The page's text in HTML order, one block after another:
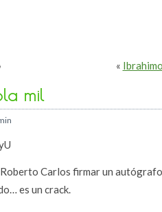
«
mil
Carlos firmar un
es un crack.